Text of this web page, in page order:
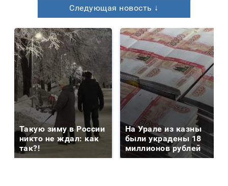
Следующая новость ↓
Такую зиму в России
никто не ждал: как
так?!
На Урале из казны
были украдены 18
миллионов рублей